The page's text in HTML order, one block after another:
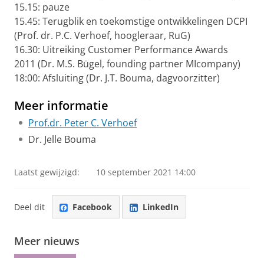
15.15: pauze
15.45: Terugblik en toekomstige ontwikkelingen DCPI
(Prof. dr. P.C. Verhoef, hoogleraar, RuG)
16.30: Uitreiking Customer Performance Awards
2011 (Dr. M.S. Bügel, founding partner MIcompany)
18:00: Afsluiting (Dr. J.T. Bouma, dagvoorzitter)
Meer informatie
Prof.dr. Peter C. Verhoef
Dr. Jelle Bouma
Laatst gewijzigd: 10 september 2021 14:00
Deel dit Facebook LinkedIn
Meer nieuws